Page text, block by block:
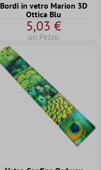
Bordi in vetro Marion 3D
Ottica Blu
5,03 €
un Pezzo